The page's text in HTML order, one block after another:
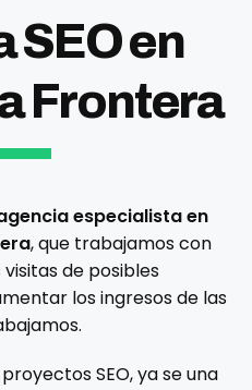
SEO en
Frontera
especialista en
, que trabajamos con
de posibles
los ingresos de las
SEO, ya se una